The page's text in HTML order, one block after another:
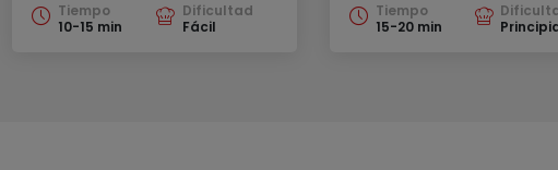
Tiempo
10-15 min
Dificultad
Fácil
Tiempo
15-20 min